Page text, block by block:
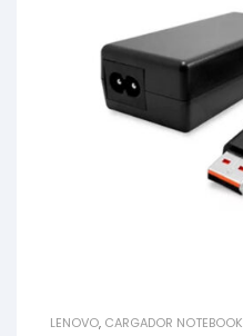
LENOVO, CARGADOR NOTEBOOK